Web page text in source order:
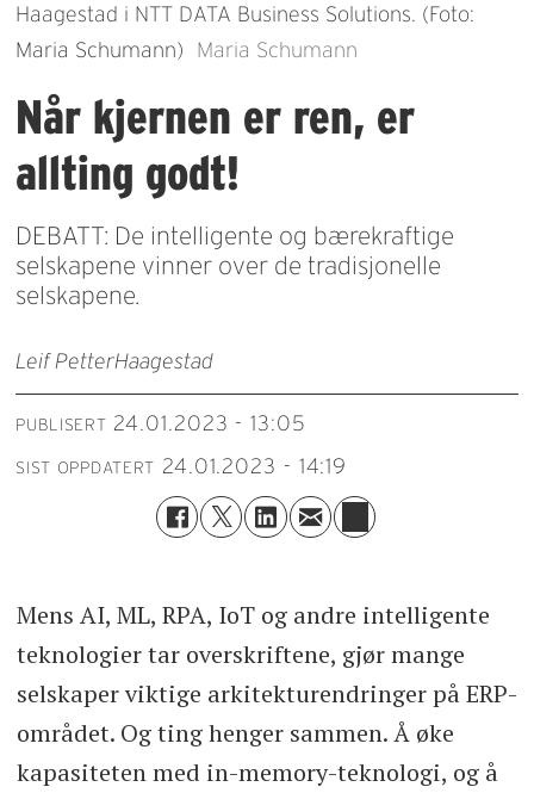
Haagestad i NTT DATA Business Solutions. (Foto:
Maria Schumann)
Maria Schumann
Når kjernen er ren, er
allting godt!
DEBATT: De intelligente og bærekraftige
selskapene vinner over de tradisjonelle
selskapene.
Leif PetterHaagestad
PUBLISERT 24.01.2023 - 13:05
SIST OPPDATERT 24.01.2023 - 14:19
Mens AI, ML, RPA, IoT og andre intelligente
teknologier tar overskriftene, gjør mange
selskaper viktige arkitekturendringer på ERP-
området. Og ting henger sammen. Å øke
kapasiteten med in-memory-teknologi, og å